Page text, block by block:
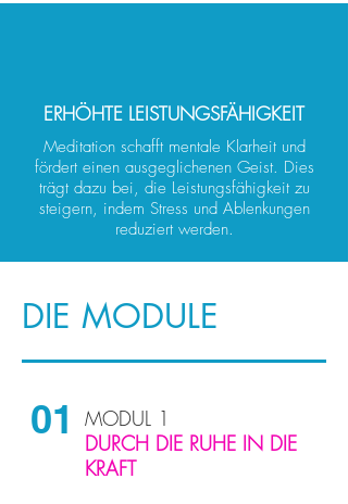
ERHÖHTE LEISTUNGSFÄHIGKEIT
Meditation schafft mentale Klarheit und
fördert einen ausgeglichenen Geist. Dies
trägt dazu bei, die Leistungsfähigkeit zu
steigern, indem Stress und Ablenkungen
reduziert werden.
DIE MODULE
01
MODUL 1
DURCH DIE RUHE IN DIE
KRAFT